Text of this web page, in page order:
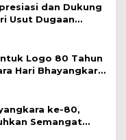
dan Dukung
Usut Dugaan
Logo 80 Tahun
Hari Bhayangkara
ke-80,
Semangat
Kebersamaan